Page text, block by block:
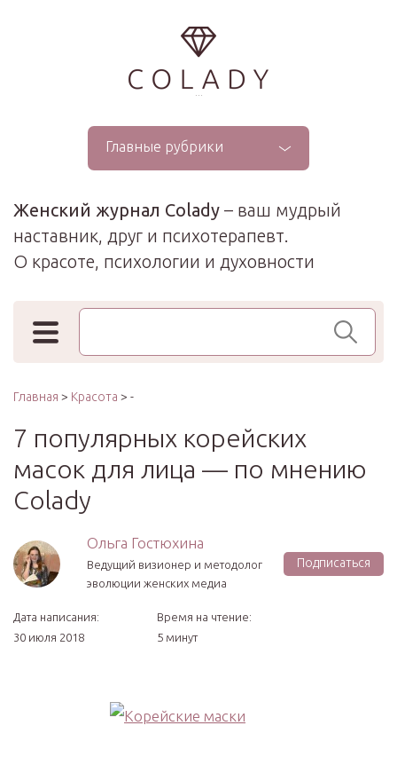
...
Главные рубрики
Женский журнал Colady – ваш мудрый
наставник, друг и психотерапевт.
О красоте, психологии и духовности
Поиск по сайту
Главная > Красота > -
7 популярных корейских
масок для лица — по мнению
Colady
Ольга Гостюхина
Ведущий визионер и методолог
эволюции женских медиа
Подписаться
Дата написания:
30 июля 2018
Время на чтение:
5 минут